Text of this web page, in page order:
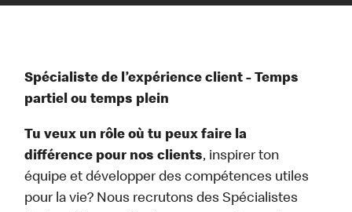
Spécialiste de l’expérience client - Temps
partiel ou temps plein
Tu veux un rôle où tu peux faire la
différence pour nos clients, inspirer ton
équipe et développer des compétences utiles
pour la vie? Nous recrutons des Spécialistes